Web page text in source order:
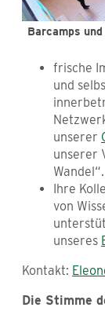
Barcamps
frische
und
unserer
unserer
Wandel“.
Ihre
von
unseres
Kontakt:
Die Stimme